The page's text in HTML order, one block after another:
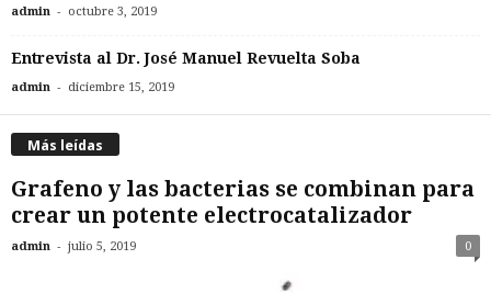
admin - octubre 3, 2019
Entrevista al Dr. José Manuel Revuelta Soba
admin - diciembre 15, 2019
Más leídas
Grafeno y las bacterias se combinan para
crear un potente electrocatalizador
admin - julio 5, 2019 0